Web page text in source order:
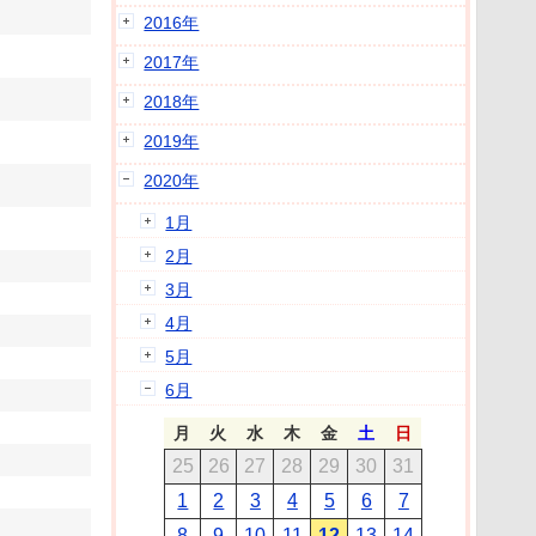
2016年
2017年
2018年
2019年
2020年
1月
2月
3月
4月
5月
6月
月 火 水 木 金 土 日
25 26 27 28 29 30
31
1
2 3 4 5 6
7